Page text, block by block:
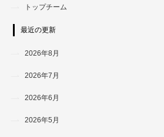
トップチーム
最近の更新
2026年8月
2026年7月
2026年6月
2026年5月